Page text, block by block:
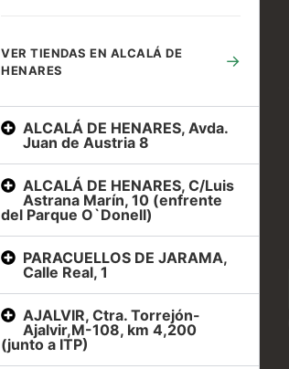
VER TIENDAS EN ALCALÁ DE
HENARES
→
ALCALÁ DE HENARES, Avda.
Juan de Austria 8
ALCALÁ DE HENARES, C/Luis
Astrana Marín, 10 (enfrente
del Parque O`Donell)
PARACUELLOS DE JARAMA,
Calle Real, 1
AJALVIR, Ctra. Torrejón-
Ajalvir,M-108, km 4,200
(junto a ITP)